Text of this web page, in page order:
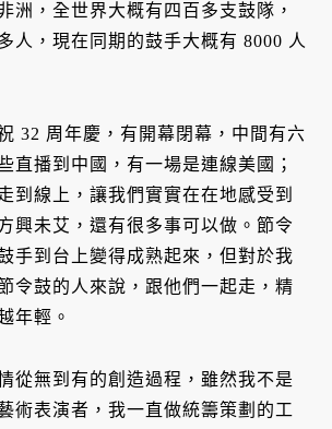
洲，全世界大概有四百多支鼓隊，
人，現在同期的鼓手大概有 8000 人
32 周年慶，有開幕閉幕，中間有六
直播到中國，有一場是連線美國；
到線上，讓我們實實在在地感受到
興未艾，還有很多事可以做。節令
手到台上變得成熟起來，但對於我
令鼓的人來說，跟他們一起走，精
年輕。
從無到有的創造過程，雖然我不是
術表演者，我一直做統籌策劃的工